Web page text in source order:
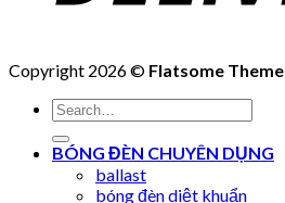
Copyright 2026 © Flatsome Theme
Search
for:
BÓNG ĐÈN CHUYÊN DỤNG
ballast
bóng đèn diệt khuẩn